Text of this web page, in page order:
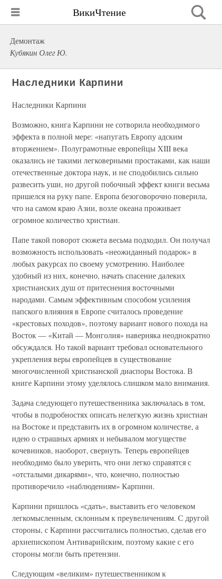
ВикиЧтение
Демонтаж
Кубякин Олег Ю.
Наследники Карпини
Наследники Карпини
Возможно, книга Карпини не сотворила необходимого
эффекта в полной мере: «напугать Европу адским
вторжением». Полуграмотные европейцы XIII века
оказались не такими легковерными простаками, как наши
отечественные доктора наук, и не сподобились сильно
развесить уши, но другой побочный эффект книги весьма
пришелся на руку папе. Европа безоговорочно поверила,
что на самом краю Азии, возле океана проживает
огромное количество христиан.
Папе такой поворот сюжета весьма подходил. Он получал
возможность использовать «неожиданный подарок» в
любых ракурсах по своему усмотрению. Наиболее
удобный из них, конечно, начать спасение далеких
христианских душ от притеснения восточными
народами. Самым эффективным способом усиления
папского влияния в Европе считалось проведение
«крестовых походов», поэтому вариант нового похода на
Восток — «Китай — Монголия» наверняка неоднократно
обсуждался. Но такой вариант требовал основательного
укрепления веры европейцев в существование
многочисленной христианской диаспоры Востока. В
книге Карпини этому уделялось слишком мало внимания.
Задача следующего путешественника заключалась в том,
чтобы в подробностях описать нелегкую жизнь христиан
на Востоке и представить их в огромном количестве, а
идею о страшных армиях и небывалом могуществе
кочевников, наоборот, свернуть. Теперь европейцев
необходимо было уверить, что они легко справятся с
«отсталыми дикарями», что, конечно, полностью
противоречило «наблюдениям» Карпини.
Карпини пришлось «сдать», выставить его человеком
легкомысленным, склонным к преувеличениям. С другой
стороны, с Карпини рассчитались полностью, сделав его
архиепископом Антиварийским, поэтому какие с его
стороны могли быть претензии.
Следующим «великим» путешественником к